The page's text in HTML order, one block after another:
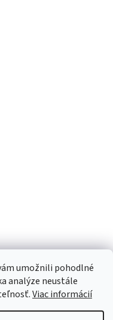
umožnili pohodlné
analýze neustále
Viac informácií